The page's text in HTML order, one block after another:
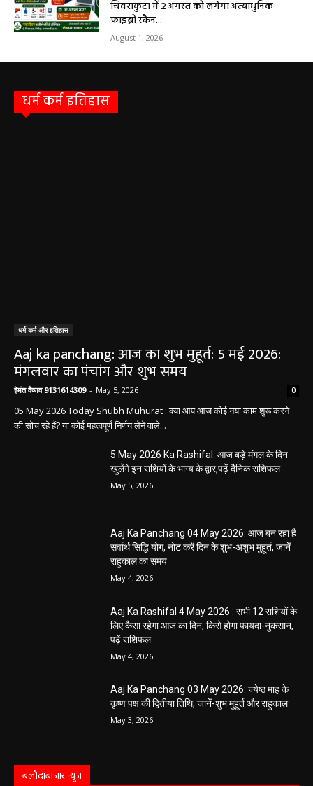
चिवराकुटा में 2 अगस्त को लगेगा अत्याधुनिक
फाइब्रो स्कैन...
August 1, 2026
धर्म कर्म इतिहास
धर्म कर्म और इतिहास
Aaj ka panchang: आज का शुभ मुहूर्त: 5 मई 2026:
मंगलवार का पंचांग और शुभ समय
हेमंत वैष्णव 9131614309 - May 5, 2026 0
05 May 2026 Today Shubh Muhurat : क्या आप आज कोई नया काम शुरू करने
की सोच रहे हैं? या कोई महत्वपूर्ण निर्णय लेने वाले...
5 May 2026 Ka Rashifal: आज बड़े मंगल के दिन
खुलेंगे इन राशियों के भाग्य के द्वार,पढ़ें दैनिक राशिफल
May 5, 2026
Aaj Ka Panchang 04 May 2026: आज बन रहा है
सर्वार्थ सिद्धि योग, नोट करें दिन के शुभ-अशुभ मुहूर्त, जानें
राहुकाल का समय
May 4, 2026
Aaj Ka Rashifal 4 May 2026 : सभी 12 राशियों के
लिए कैसा रहेगा आज का दिन, किसे होगा फायदा-नुकसान,
पढ़ें राशिफल
May 4, 2026
Aaj Ka Panchang 03 May 2026: ज्येष्ठ माह के
कृष्ण पक्ष की द्वितीया तिथि, जानें-शुभ मुहूर्त और राहुकाल
May 3, 2026
बलौदाबाज़ार न्यूज़